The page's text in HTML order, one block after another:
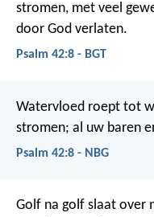
stromen, met veel
door God verlaten.
Psalm 42:8 - BGT
Watervloed roept tot
stromen; al uw baren
Psalm 42:8 - NBG
Golf na golf slaat over